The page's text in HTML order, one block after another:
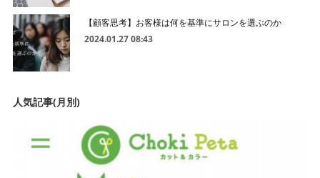
【顧客思考】お客様は何を基準にサロンを選ぶのか
2024.01.27 08:43
人気記事(月別)